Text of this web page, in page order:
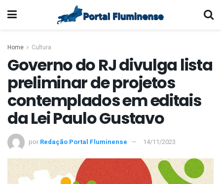
Home Cultura
Governo do RJ divulga lista
preliminar de projetos
contemplados em editais
da Lei Paulo Gustavo
por Redação Portal Fluminense 14/11/2023